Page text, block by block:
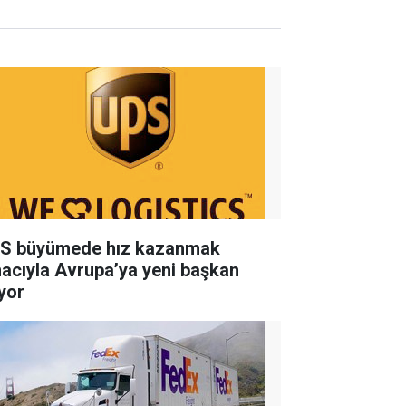
büyümede hız kazanmak
Avrupa’ya yeni başkan